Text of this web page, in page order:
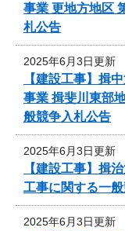
事業 更地方地区
札公告
2025年6月3日更新
【建設工事】揖
事業 揖斐川東部
般競争入札公告
2025年6月3日更新
【建設工事】揖
工事に関する一
2025年6月3日更新